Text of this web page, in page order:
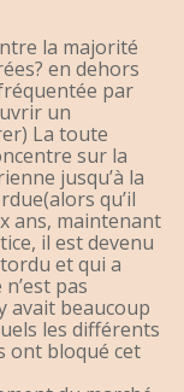
la majorité
en dehors
par
un
La toute
sur la
jusqu’à la
qu’il
ans, maintenant
il est devenu
et qui a
pas
avait beaucoup
les différents
ont bloqué cet